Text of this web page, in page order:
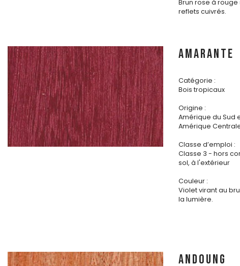
Brun rose à
reflets cuivrés.
AMARANTE
Catégorie :
Bois tropicaux
Origine :
Amérique du Sud
Amérique
Classe d’emploi :
Classe 3 - hors
sol, à l'extérieur
Couleur :
Violet virant au
la lumière.
ANDOUNG